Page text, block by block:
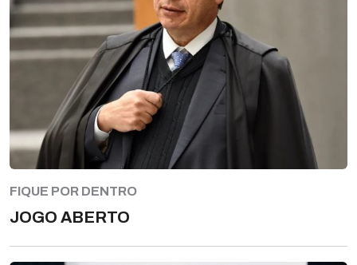
FIQUE POR DENTRO
JOGO ABERTO